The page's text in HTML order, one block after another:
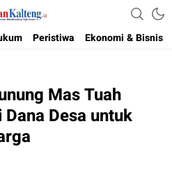
Kalteng
& Independent
Peristiwa Ekonomi & Bisnis
Mas Tuah
Desa untuk